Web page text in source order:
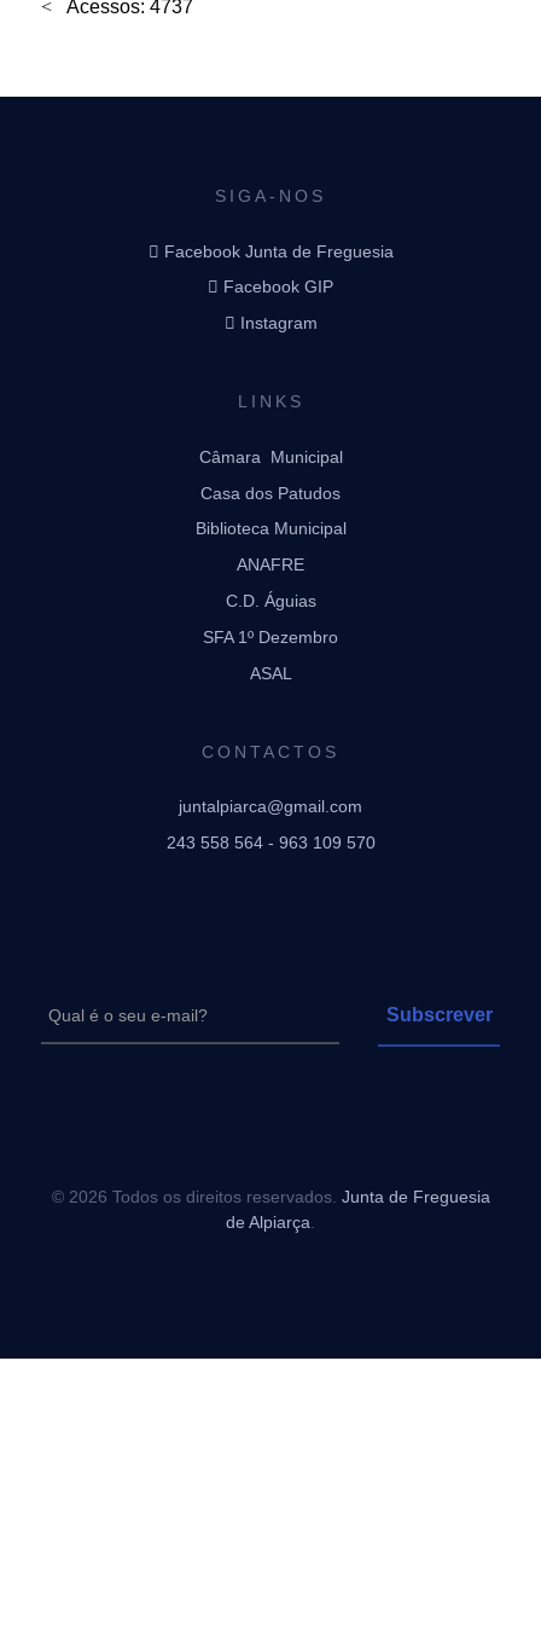
Acessos: 4737
SIGA-NOS
Facebook Junta de Freguesia
Facebook GIP
Instagram
LINKS
Câmara Municipal
Casa dos Patudos
Biblioteca Municipal
ANAFRE
C.D. Águias
SFA 1º Dezembro
ASAL
CONTACTOS
juntalpiarca@gmail.com
243 558 564 - 963 109 570
© 2026 Todos os direitos reservados. Junta de Freguesia
de Alpiarça